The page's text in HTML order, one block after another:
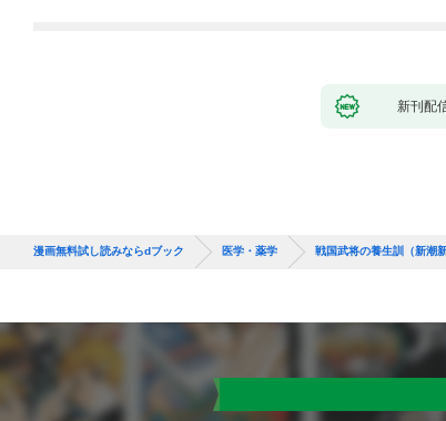
新刊配
漫画無料試し読みならdブック 医学・薬学 戦国武将の養生訓（新潮新